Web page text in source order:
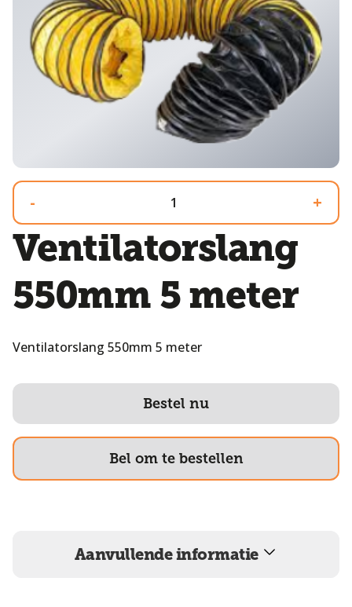
- +
Ventilatorslang
550mm 5 meter
Ventilatorslang 550mm 5 meter
Bestel nu
Bel om te bestellen
Aanvullende informatie